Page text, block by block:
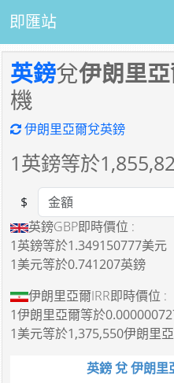
即匯站
英鎊兌伊朗里
機
伊朗里亞爾兌英鎊
1英鎊等於
Amount
$
英鎊GBP即時價位 :
1英鎊等於1.349150777美元
1美元等於0.741207英鎊
伊朗里亞爾IRR即時價位 :
1伊朗里亞爾等於
1美元等於1,375,550伊朗里
英鎊 兌 伊朗里